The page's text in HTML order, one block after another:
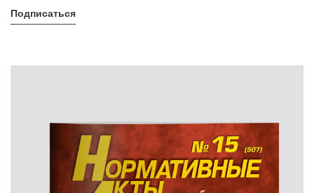
Подписаться